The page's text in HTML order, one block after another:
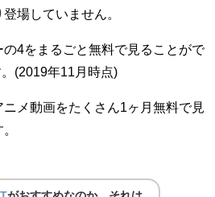
場していません。
4をまるごと無料で見ることがで
(2019年11月時点)
メ動画をたくさん1ヶ月無料で見